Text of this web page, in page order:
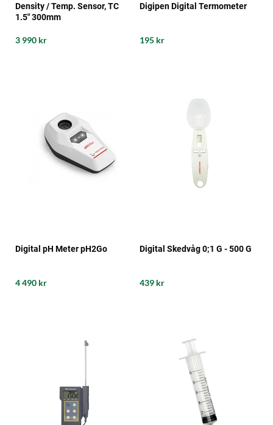
Density / Temp. Sensor, TC
1.5" 300mm
3 990 kr
Digipen Digital Termometer
195 kr
Digital pH Meter pH2Go
4 490 kr
Digital Skedvåg 0;1 G - 500 G
439 kr